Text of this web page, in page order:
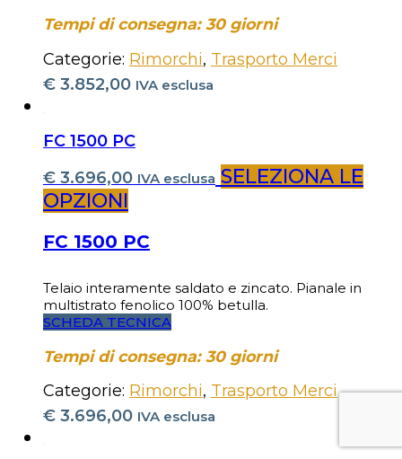
Tempi di consegna: 30 giorni
Categorie: Rimorchi, Trasporto Merci
€ 3.852,00 IVA esclusa
FC 1500 PC
€ 3.696,00 IVA esclusa SELEZIONA LE
OPZIONI
FC 1500 PC
Telaio interamente saldato e zincato. Pianale in
multistrato fenolico 100% betulla.
SCHEDA TECNICA
Tempi di consegna: 30 giorni
Categorie: Rimorchi, Trasporto Merci
€ 3.696,00 IVA esclusa